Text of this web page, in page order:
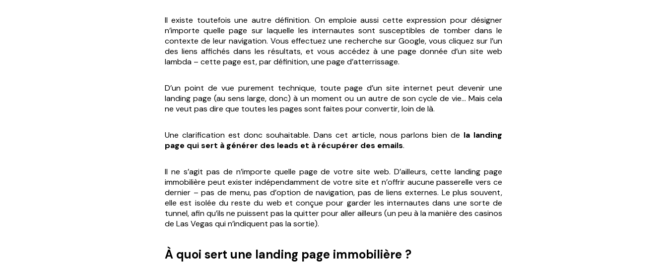
Il existe toutefois une autre définition. On emploie aussi cette expression pour désigner
n’importe quelle page sur laquelle les internautes sont susceptibles de tomber dans le
contexte de leur navigation. Vous effectuez une recherche sur Google, vous cliquez sur l’un
des liens affichés dans les résultats, et vous accédez à une page donnée d’un site web
lambda – cette page est, par définition,une page d’atterrissage.
D’un point de vue purement technique, toute page d’un site internet peut devenir une
landing page (au sens large, donc) à un moment ou un autre de son cycle de vie… Mais cela
ne veut pas dire que toutes les pages sont faites pour convertir, loin de là.
Une clarification est donc souhaitable. Dans cet article, nous parlons bien de la landing
page qui sert à générer des leads et à récupérer des emails.
Il ne s’agit pas de n’importe quelle page de votre site web. D’ailleurs, cette landing page
immobilière peut exister indépendamment de votre site et n’offrir aucune passerelle vers ce
dernier – pas de menu, pas d’option de navigation, pas de liens externes. Le plus souvent,
elle est isolée du reste du web et conçue pour garder les internautes dans une sorte de
tunnel, afin qu’ils ne puissent pas la quitter pour aller ailleurs (un peu à la manière des casinos
de Las Vegas qui n’indiquent pas la sortie).
À quoi sert une landing page immobilière ?